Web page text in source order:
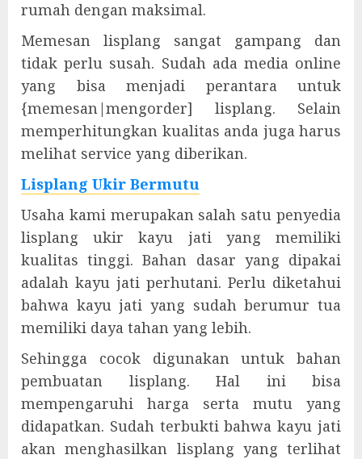
rumah dengan maksimal.
Memesan lisplang sangat gampang dan
tidak perlu susah. Sudah ada media online
yang bisa menjadi perantara untuk
{memesan|mengorder] lisplang. Selain
memperhitungkan kualitas anda juga harus
melihat service yang diberikan.
Lisplang Ukir Bermutu
Usaha kami merupakan salah satu penyedia
lisplang ukir kayu jati yang memiliki
kualitas tinggi. Bahan dasar yang dipakai
adalah kayu jati perhutani. Perlu diketahui
bahwa kayu jati yang sudah berumur tua
memiliki daya tahan yang lebih.
Sehingga cocok digunakan untuk bahan
pembuatan lisplang. Hal ini bisa
mempengaruhi harga serta mutu yang
didapatkan. Sudah terbukti bahwa kayu jati
akan menghasilkan lisplang yang terlihat